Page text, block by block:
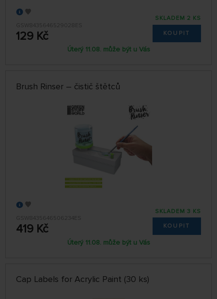
GSW8435646529028ES
129 Kč
SKLADEM 2 KS
KOUPIT
Úterý 11.08. může být u Vás
Brush Rinser – čistič štětců
GSW8435646506234ES
419 Kč
SKLADEM 3 KS
KOUPIT
Úterý 11.08. může být u Vás
Cap Labels for Acrylic Paint (30 ks)